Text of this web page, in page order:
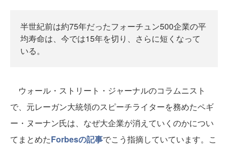
半世紀前は約75年だったフォーチュン500企業の平
均寿命は、今では15年を切り、さらに短くなって
いる。
ウォール・ストリート・ジャーナルのコラムニスト
で、元レーガン大統領のスピーチライターを務めたペギ
ー・ヌーナン氏は、なぜ大企業が消えていくのかについ
てまとめたForbesの記事でこう指摘していています。こ